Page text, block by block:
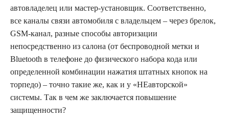
автовладелец или мастер-установщик. Соответственно,
все каналы связи автомобиля с владельцем – через брелок,
GSM-канал, разные способы авторизации
непосредственно из салона (от беспроводной метки и
Bluetooth в телефоне до физического набора кода или
определенной комбинации нажатия штатных кнопок на
торпедо) – точно такие же, как и у «НЕавторской»
системы. Так в чем же заключается повышение
защищенности?